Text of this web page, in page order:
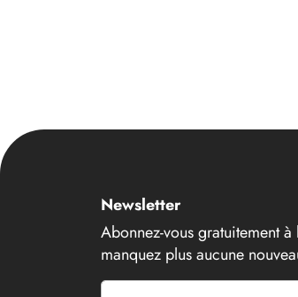
Newsletter
Abonnez-vous gratuitement à
manquez plus aucune